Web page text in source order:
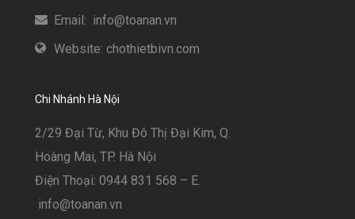
Email: info@toanan.vn
Website: chothietbivn.com
Chi Nhánh Hà Nội
2/29 Đại Từ, Khu Đô Thị Đại Kim, Q.
Hoàng Mai, TP. Hà Nội
Điện Thoại: 0944 831 568 – E.
info@toanan.vn